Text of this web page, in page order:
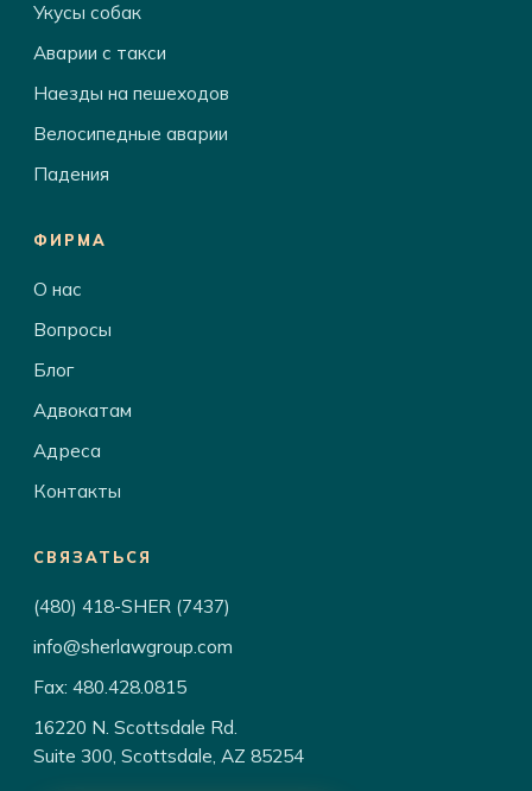
Укусы собак
Аварии с такси
Наезды на пешеходов
Велосипедные аварии
Падения
ФИРМА
О нас
Вопросы
Блог
Адвокатам
Адреса
Контакты
СВЯЗАТЬСЯ
(480) 418-SHER (7437)
info@sherlawgroup.com
Fax: 480.428.0815
16220 N. Scottsdale Rd.
Suite 300, Scottsdale, AZ 85254